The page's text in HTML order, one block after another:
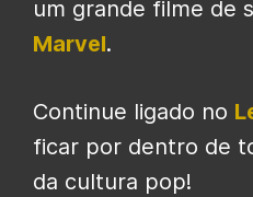
um grande filme de
Marvel.
Continue ligado no
ficar por dentro de
da cultura pop!